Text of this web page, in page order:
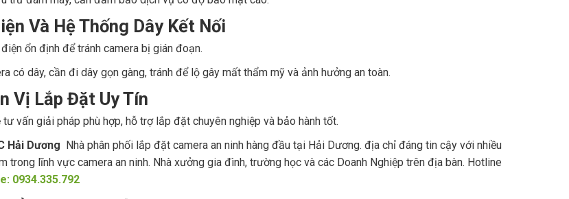
Và Hệ Thống Dây Kết Nối
ổn định để tránh camera bị gián đoạn.
có dây, cần đi dây gọn gàng, tránh để lộ gây mất thẩm mỹ và ảnh hưởng an toàn.
Vị Lắp Đặt Uy Tín
vấn giải pháp phù hợp, hỗ trợ lắp đặt chuyên nghiệp và bảo hành tốt.
Hải Dương Nhà phân phối lắp đặt camera an ninh hàng đầu tại Hải Dương. địa chỉ đáng tin cậy với nhiều
trong lĩnh vực camera an ninh. Nhà xưởng gia đình, trường học và các Doanh Nghiệp trên địa bàn. Hotline
0934.335.792